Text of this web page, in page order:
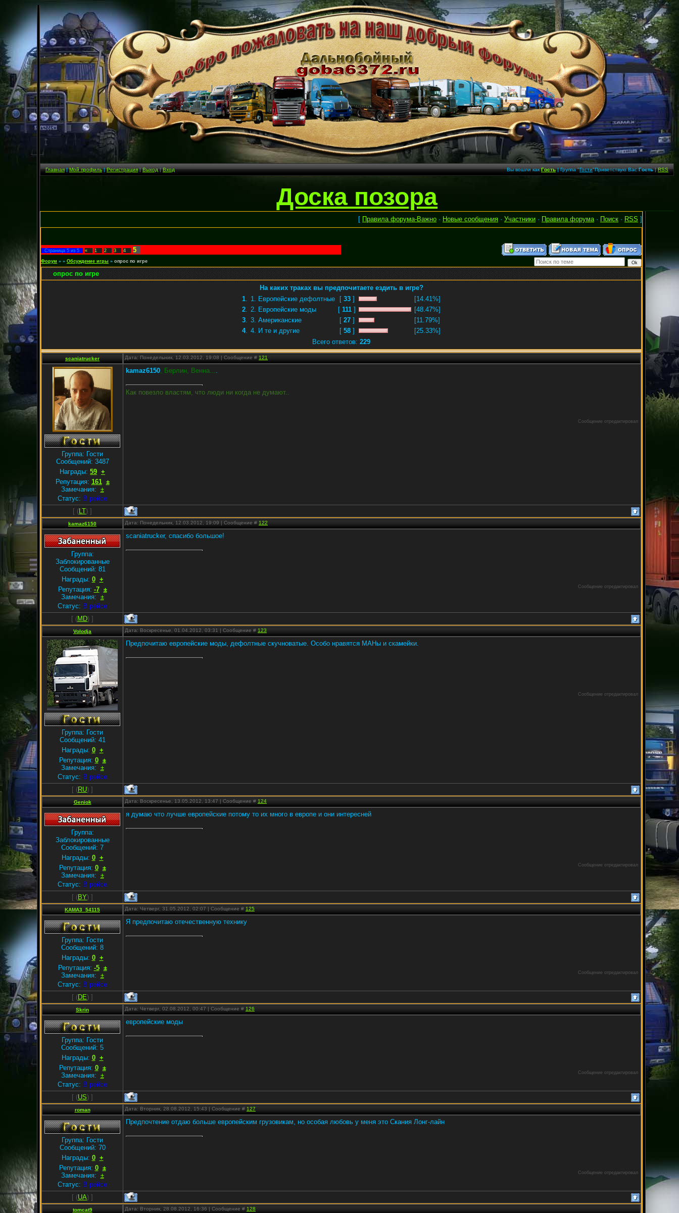
Главная|Мой профиль|Регистрация|Выход|Вход Вы вошли какГость| Группа "Гости"Приветствую ВасГость|RSS
Доска позора
[ Правила форума-Важно · Новые сообщения · Участники · Правила форума · Поиск · RSS ]
Страница 5 из 5 « 1 2 3 4 5
Форум » » Обсуждение игры » опрос по игре
опрос по игре
На каких траках вы предпочитаете ездить в игре?
1
1. Европейские дефолтные [ 33]
[14.41%]
2
2. Европейские моды [ 111 ]
[48.47%]
3
3. Американские [ 27]
[11.79%]
4. 4. И те и другие [ 58]
[25.33%]
Всего ответов: 229
scaniatrucker Дата: Понедельник, 12.03.2012, 19:08 | Сообщение # 121
Группа: Гости
Сообщений: 3487
Награды: 59 +
Репутация: 161 ±
Замечания: ±
Статус: В рейсе
kamaz6150 , Берлин, Венна...
Как повезло властям, что люди ни когда не думают..
Сообщение отредактировал
[ (LT) ]
kamaz6150 Дата: Понедельник, 12.03.2012, 19:09 | Сообщение # 122
Группа:
Заблокированные
Сообщений: 81
Награды: 0 +
Репутация: -7 ±
Замечания: ±
Статус: В рейсе
scaniatrucker, спасибо большое!
Сообщение отредактировал
[ (MD) ]
Volodja Дата: Воскресенье, 01.04.2012, 03:31 | Сообщение # 123
Группа: Гости
Сообщений: 41
Награды: 0 +
Репутация: 0 ±
Замечания: ±
Статус: В рейсе
Предпочитаю европейские моды, дефолтные скучноватые. Особо нравятся МАНы и скамейки.
Сообщение отредактировал
[ (RU) ]
Geniok Дата: Воскресенье, 13.05.2012, 13:47 | Сообщение # 124
Группа:
Заблокированные
Сообщений: 7
Награды: 0 +
Репутация: 0 ±
Замечания: ±
Статус: В рейсе
я думаю что лучше европейские потому то их много в европе и они интересней
Сообщение отредактировал
[ (BY) ]
KAMA3_54115 Дата: Четверг, 31.05.2012, 02:07 | Сообщение # 125
Группа: Гости
Сообщений: 8
Награды: 0 +
Репутация: -5 ±
Замечания: ±
Статус: В рейсе
Я предпочитаю отечественную технику
Сообщение отредактировал
[ (DE) ]
Skrin Дата: Четверг, 02.08.2012, 00:47 | Сообщение # 126
Группа: Гости
Сообщений: 5
Награды: 0 +
Репутация: 0 ±
Замечания: ±
Статус: В рейсе
европейские моды
Сообщение отредактировал
[ (US) ]
roman Дата: Вторник, 28.08.2012, 15:43 | Сообщение # 127
Группа: Гости
Сообщений: 70
Награды: 0 +
Репутация: 0 ±
Замечания: ±
Статус: В рейсе
Предпочтение отдаю больше европейским грузовикам, но особая любовь у меня это Скания Лонг-лайн
Сообщение отредактировал
[ (UA) ]
tomcat9 Дата: Вторник, 28.08.2012, 16:36 | Сообщение # 128